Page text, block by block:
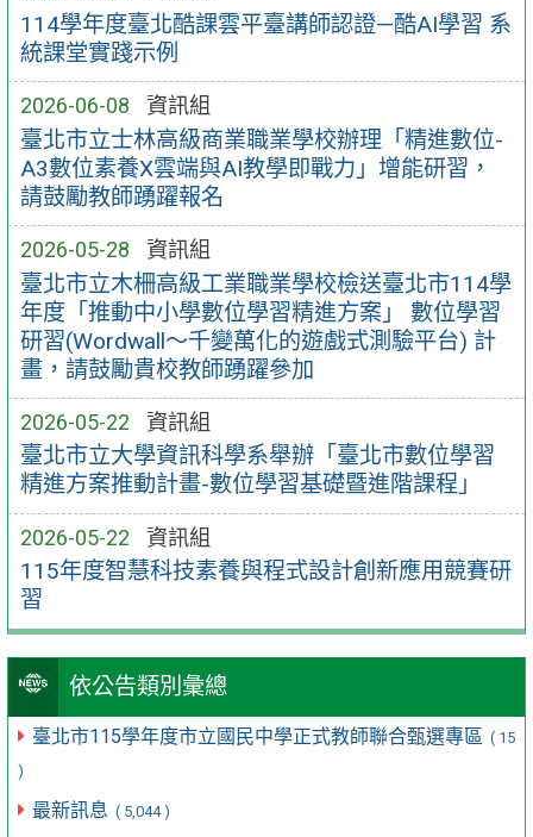
114學年度臺北酷課雲平臺講師認證—酷AI學習 系
統課堂實踐示例
2026-06-08 資訊組
臺北市立士林高級商業職業學校辦理「精進數位-
A3數位素養X雲端與AI教學即戰力」增能研習，
請鼓勵教師踴躍報名
2026-05-28 資訊組
臺北市立木柵高級工業職業學校檢送臺北市114學
年度「推動中小學數位學習精進方案」 數位學習
研習(Wordwall～千變萬化的遊戲式測驗平台) 計
畫，請鼓勵貴校教師踴躍參加
2026-05-22 資訊組
臺北市立大學資訊科學系舉辦「臺北市數位學習
精進方案推動計畫-數位學習基礎暨進階課程」
2026-05-22 資訊組
115年度智慧科技素養與程式設計創新應用競賽研
習
依公告類別彙總
臺北市115學年度市立國民中學正式教師聯合甄選專區 ( 15
)
最新訊息 ( 5,044 )